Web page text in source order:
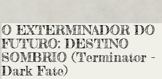
O EXTERMINADOR DO
FUTURO: DESTINO
SOMBRIO (Terminator -
Dark Fate)